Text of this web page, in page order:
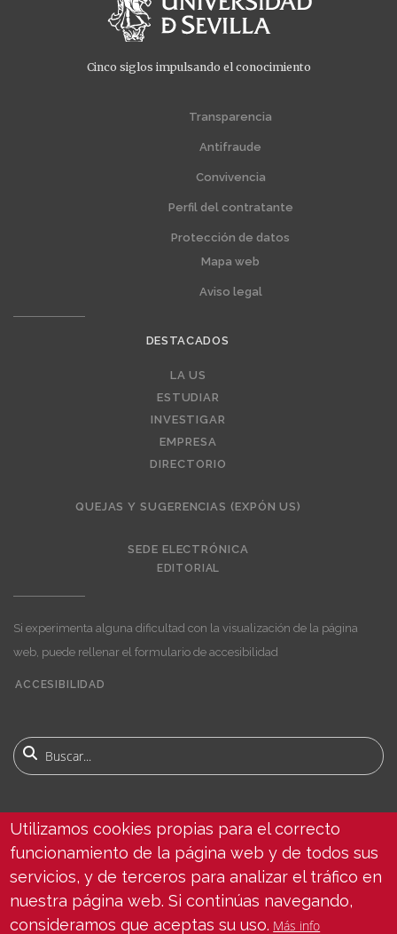
Cinco siglos impulsando el conocimiento
Transparencia
Antifraude
Convivencia
Perfil del contratante
Protección de datos
Mapa web
Aviso legal
DESTACADOS
LA US
ESTUDIAR
INVESTIGAR
EMPRESA
DIRECTORIO
QUEJAS Y SUGERENCIAS (EXPÓN US)
SEDE ELECTRÓNICA
EDITORIAL
Si experimenta alguna dificultad con la visualización de la página
web, puede rellenar el formulario de accesibilidad
menu
ACCESIBILIDAD
Buscar
ENCUÉNTRANOS
Utilizamos cookies propias para el correcto
funcionamiento de la página web y de todos sus
servicios, y de terceros para analizar el tráfico en
nuestra página web. Si continúas navegando,
consideramos que aceptas su uso. Más info